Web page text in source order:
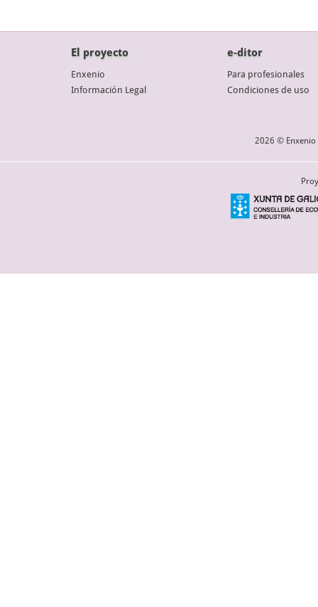
El proyecto
Enxenio
Información Legal
e-ditor
Para profesionales
Condiciones de uso
2026 © Enxenio